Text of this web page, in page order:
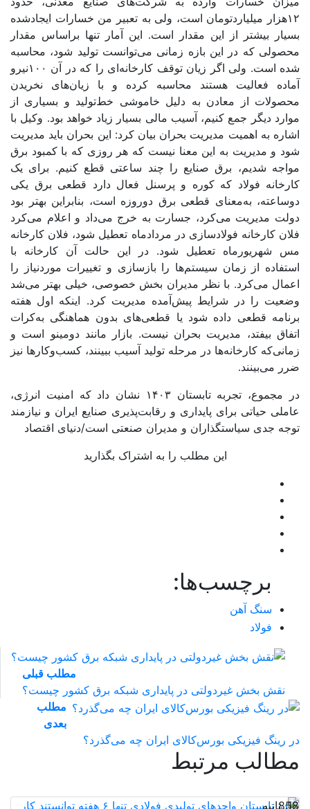
۱۲‌‌‌هزار ‌‌‌میلیارد‌‌‌تومان است، ولی به تعبیر من خسارات ایجادشده
بسیار بیشتر از این مقدار است. این آمار تنها براساس مقدار
محصولی که در این بازه زمانی می‌‌‌توانست تولید شود، محاسبه
شده است. ولی اگر زیان توقف کارخانه‌‌‌‌‌‌‌‌‌‌‌‌‌‌‌ای را که در آن ۱۰۰نیرو
آماده فعالیت هستند محاسبه کرده و با زیان‌‌‌های نخریدن
محصولات از معادن به دلیل خاموشی خط‌‌‌تولید و بسیاری از
موارد دیگر جمع کنیم، آسیب مالی بسیار زیاد خواهد بود. وکیل با
اشاره به اهمیت مدیریت بحران بیان کرد: این بحران باید مدیریت
شود و مدیریت به این معنا نیست که هر روزی که با کمبود برق
مواجه شدیم، برق صنایع را چند ساعتی قطع کنیم. برای یک
کارخانه فولاد که کوره و پرسنل فعال دارد قطعی برق یکی
دوساعته، به‌‌‌معنای قطعی برق دوروزه است، بنابراین بهتر بود
دولت مدیریت می‌‌‌کرد، جسارت به خرج می‌‌‌داد و اعلام می‌‌‌کرد
فلان کارخانه فولادسازی در مردادماه تعطیل شود، فلان کارخانه
مس شهریورماه تعطیل شود. در این حالت آن کارخانه با
استفاده از زمان سیستم‌ها را بازسازی و تغییرات مورد‌‌‌نیاز را
اعمال می‌‌‌کرد. با نظر مدیران بخش خصوصی، خیلی بهتر می‌‌‌شد
وضعیت را در شرایط پیش‌‌‌آمده مدیریت کرد. اینکه اول هفته
برنامه قطعی داده شود یا قطعی‌‌‌‌‌‌‌‌‌‌‌‌‌‌‌های بدون هماهنگی به‌کرات
اتفاق بیفتد، مدیریت بحران نیست. بازار مانند دومینو است و
زمانی‌‌‌که کارخانه‌‌‌‌‌‌‌‌‌‌‌‌‌‌‌ها در مرحله تولید آسیب ببینند، کسب‌وکارها نیز
ضرر می‌‌‌بینند.
در مجموع، تجربه تابستان ۱۴۰۳ نشان داد که امنیت انرژی،
عاملی حیاتی برای پایداری و رقابت‌‌‌پذیری صنایع ایران و نیازمند
توجه جدی سیاستگذاران و مدیران صنعتی است/دنیای اقتصاد
این مطلب را به اشتراک بگذارید
برچسب‌ها:
سنگ آهن
فولاد
مطلب قبلی
نقش‌ بخش غیردولتی در پایداری شبکه برق کشور چیست؟
مطلب
بعدی
در رینگ فیزیکی بورس‌کالای ایران چه می‌گذرد؟
مطالب مرتبط
18 ثانیه
852